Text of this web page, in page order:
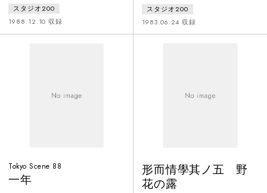
SCENE 88」は1988年12月8日～
11日まで4組のコラボレーション
を展開。 3日目には浜田剛爾の
（黒い檻の中で＜私＞は歌
スタジオ200
1988.12.10 収録
後、加藤啓、古屋俊彦などのコラ
ボレーションを得て継続した。 ア
ントナン・アルトーに触発された
した。「ダブル・バインド」は実
スタジオ200
1983.06.24 収録
Tokyo Scene 88
一年
形而情學其ノ五 野
花の露